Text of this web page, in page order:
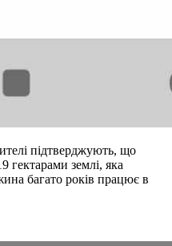
підтверджують, що
гектарами землі, яка
багато років працює в